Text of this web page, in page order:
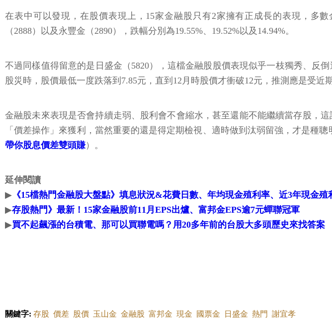
在表中可以發現，在股價表現上，15家金融股只有2家擁有正成長的表現，多
（2888）以及永豐金（2890），跌幅分別為19.55%、19.52%以及14.94%。
不過同樣值得留意的是日盛金（5820），這檔金融股股價表現似乎一枝獨秀、反
股災時，股價最低一度跌落到7.85元，直到12月時股價才衝破12元，推測應是受
金融股未來表現是否會持續走弱、股利會不會縮水，甚至還能不能繼續當存股，
「價差操作」來獲利，當然重要的還是得定期檢視、適時做到汰弱留強，才是種
帶你股息價差雙頭賺）。
延伸閱讀
▶ 《15檔熱門金融股大盤點》填息狀況&花費日數、年均現金殖利率、近3年現金殖
▶存股熱門》最新！15家金融股前11月EPS出爐、富邦金EPS逾7元蟬聯冠軍
▶買不起飆漲的台積電、那可以買聯電嗎？用20多年前的台股大多頭歷史來找答案
關鍵字: 存股 價差 股價 玉山金 金融股 富邦金 現金 國票金 日盛金 熱門 謝宜孝